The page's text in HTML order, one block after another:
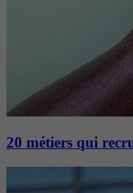
20 métiers qui